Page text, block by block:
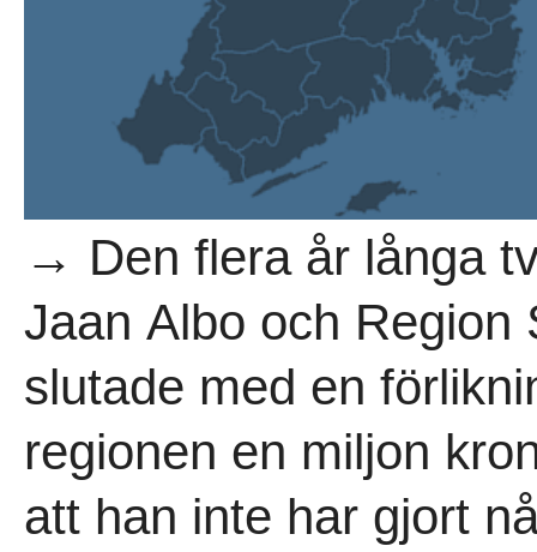
→ Den flera år långa
Jaan Albo och Region
slutade med en
regionen en miljon
att han inte har gjort